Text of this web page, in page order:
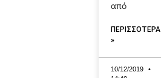
από
ΠΕΡΙΣΣΟΤΕΡΑ
»
10/12/2019